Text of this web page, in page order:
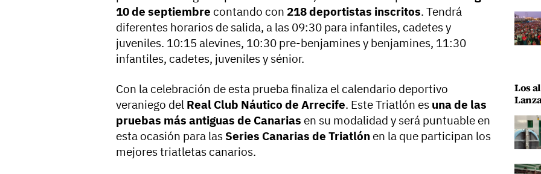
10 de septiembre contando con 218 deportistas inscritos. Tendrá
diferentes horarios de salida, a las 09:30 para infantiles, cadetes y
juveniles. 10:15 alevines, 10:30 pre-benjamines y benjamines, 11:30
infantiles, cadetes, juveniles y sénior.
Con la celebración de esta prueba finaliza el calendario deportivo
veraniego del Real Club Náutico de Arrecife. Este Triatlón es una de las
pruebas más antiguas de Canarias en su modalidad y será puntuable en
esta ocasión para las Series Canarias de Triatlón en la que participan los
mejores triatletas canarios.
Los